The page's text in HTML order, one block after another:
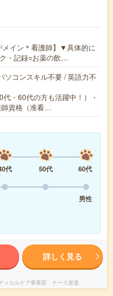
メイン＊看護師】▼具体的に
・記録○お薬の飲…
ソコンスキル不要 / 英語力不
・60代の方も活躍中！）・
師資格（准看…
代 50代
60代
男性
詳しく見る
ィカルケア事業部 ナース派遣